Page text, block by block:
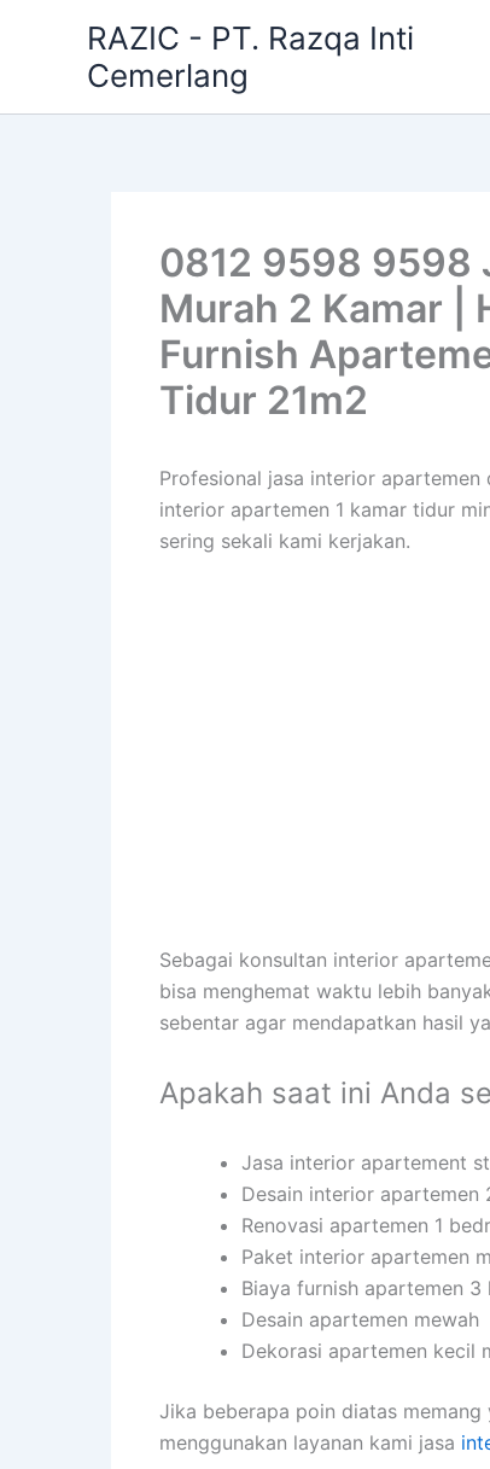
RAZIC - PT. Razqa Inti
Cemerlang
0812 9598 9598
Murah 2 Kamar |
Furnish
Tidur 21m2
Profesional jasa interior
interior apartemen 1 kamar tidur
sering sekali kami kerjakan.
Sebagai konsultan interior
bisa menghemat waktu lebih
sebentar agar mendapatkan hasil
Apakah saat ini Anda
Jasa interior apartement
Desain interior apartemen
Renovasi apartemen 1
Paket interior apartemen
Biaya furnish apartemen 3
Desain apartemen mewah
Dekorasi apartemen kecil
Jika beberapa poin diatas memang
menggunakan layanan kami jasa